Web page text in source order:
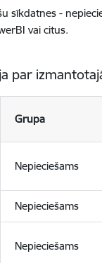
sīkdatnes -
vai citus.
par
Grupa
Nepieciešams
Nepieciešams
Nepieciešams